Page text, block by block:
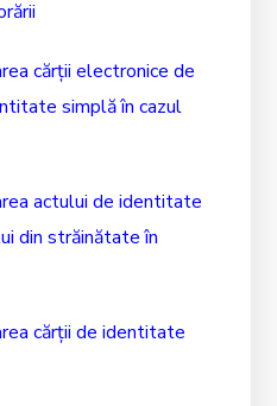
cărții electronice de
simplă în cazul
actului de identitate
din străinătate în
cărții de identitate